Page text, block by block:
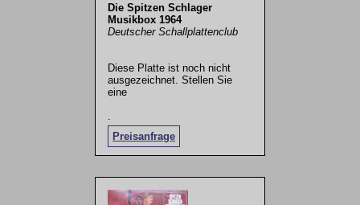
Die Spitzen Schlager
Musikbox 1964
Deutscher Schallplattenclub
Diese Platte ist noch nicht
ausgezeichnet. Stellen Sie
eine
Preisanfrage